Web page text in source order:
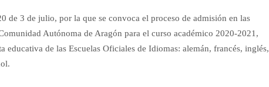
de 3 de julio, por la que se convoca el proceso de admisión en las
Autónoma de Aragón para el curso académico 2020-2021,
educativa de las Escuelas Oficiales de Idiomas: alemán, francés, inglés,